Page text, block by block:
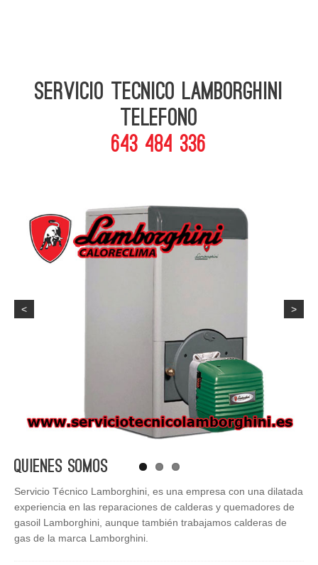
Servicio Tecnico Lamborghini
telefono
643 484 336
< >
Quienes Somos
Servicio Técnico Lamborghini, es una empresa con una dilatada
experiencia en las reparaciones de calderas y quemadores de
gasoil Lamborghini, aunque también trabajamos calderas de
gas de la marca Lamborghini.